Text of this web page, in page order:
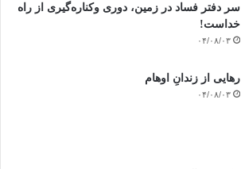
سر دفتر فساد در زمین‌، دوری وکناره‌گیری از راه
خداست‌!
۰۴/۰۸/۰۳
رهایی از زندانِ اوهام
۰۴/۰۸/۰۳